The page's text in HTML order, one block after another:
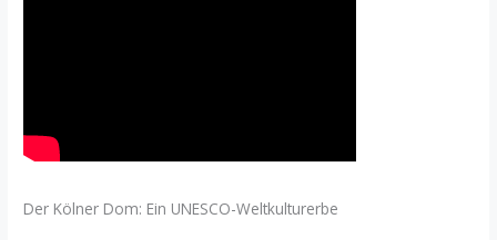
Der Kölner Dom: Ein UNESCO-Weltkulturerbe